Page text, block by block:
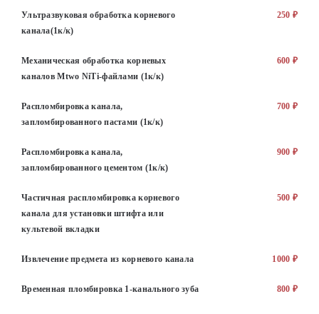
Ультразвуковая обработка корневого
канала(1к/к)
250 ₽
Механическая обработка корневых
каналов Mtwo NiTi-файлами (1к/к)
600 ₽
Распломбировка канала,
запломбированного пастами (1к/к)
700 ₽
Распломбировка канала,
запломбированного цементом (1к/к)
900 ₽
Частичная распломбировка корневого
канала для установки штифта или
культевой вкладки
500 ₽
Извлечение предмета из корневого канала 1000 ₽
Временная пломбировка 1-канального зуба 800 ₽